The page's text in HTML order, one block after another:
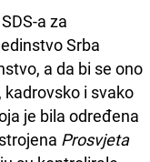
a za
Srba
a da bi se ono
kadrovsko i svako
je bila određena
Prosvjeta